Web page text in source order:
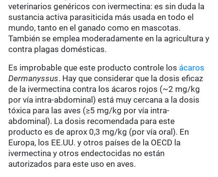
veterinarios genéricos con ivermectina: es sin duda la
sustancia activa parasiticida más usada en todo el
mundo, tanto en el ganado como en mascotas.
También se emplea moderadamente en la agricultura y
contra plagas domésticas.
Es improbable que este producto controle los ácaros
Dermanyssus. Hay que considerar que la dosis eficaz
de la ivermectina contra los ácaros rojos (~2 mg/kg
por vía intra-abdominal) está muy cercana a la dosis
tóxica para las aves (≥5 mg/kg por vía intra-
abdominal). La dosis recomendada para este
producto es de aprox 0,3 mg/kg (por vía oral). En
Europa, los EE.UU. y otros países de la OECD la
ivermectina y otros endectocidas no están
autorizados para este uso en aves.